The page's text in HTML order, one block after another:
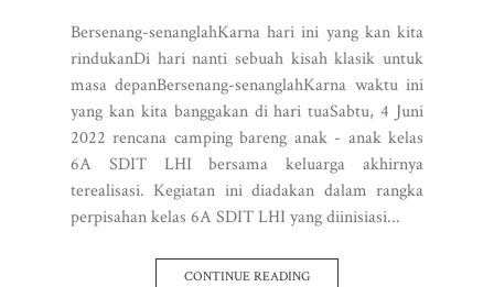
Bersenang-senanglahKarna hari ini yang kan kita
rindukanDi hari nanti sebuah kisah klasik untuk
masa depanBersenang-senanglahKarna waktu ini
yang kan kita banggakan di hari tuaSabtu, 4 Juni
2022 rencana camping bareng anak - anak kelas
6A SDIT LHI bersama keluarga akhirnya
terealisasi. Kegiatan ini diadakan dalam rangka
perpisahan kelas 6A SDIT LHI yang diinisiasi...
CONTINUE READING